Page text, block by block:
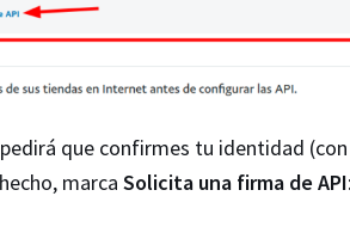
que confirmes tu identidad (con
marca Solicita una firma de API